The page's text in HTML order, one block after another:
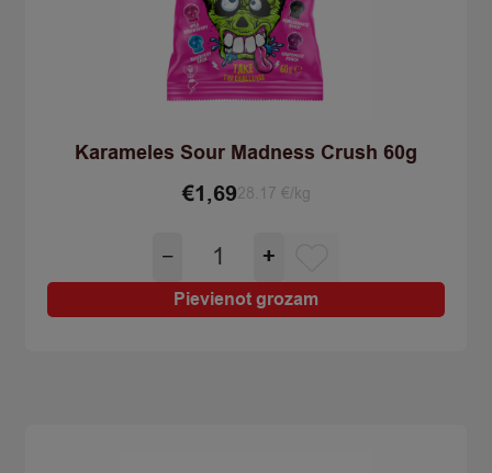
Karameles Sour Madness Crush 60g
€1,6928.17 €/kg
−
Karameles
Sour
Madness
Crush
+
Pievienot grozam